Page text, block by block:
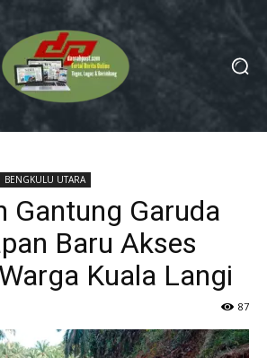
BENGKULU UTARA
Gantung Garuda
Baru Akses
Kuala Langi
87